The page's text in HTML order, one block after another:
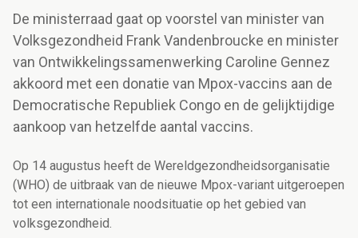
De ministerraad gaat op voorstel van minister van
Volksgezondheid Frank Vandenbroucke en minister
van Ontwikkelingssamenwerking Caroline Gennez
akkoord met een donatie van Mpox-vaccins aan de
Democratische Republiek Congo en de gelijktijdige
aankoop van hetzelfde aantal vaccins.
Op 14 augustus heeft de Wereldgezondheidsorganisatie
(WHO) de uitbraak van de nieuwe Mpox-variant uitgeroepen
tot een internationale noodsituatie op het gebied van
volksgezondheid.